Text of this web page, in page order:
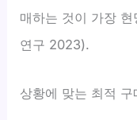
매하는 것이 가장
연구 2023).
상황에 맞는 최적